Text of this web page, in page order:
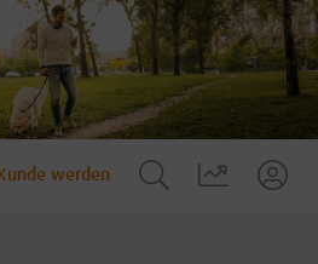
Kunde werden